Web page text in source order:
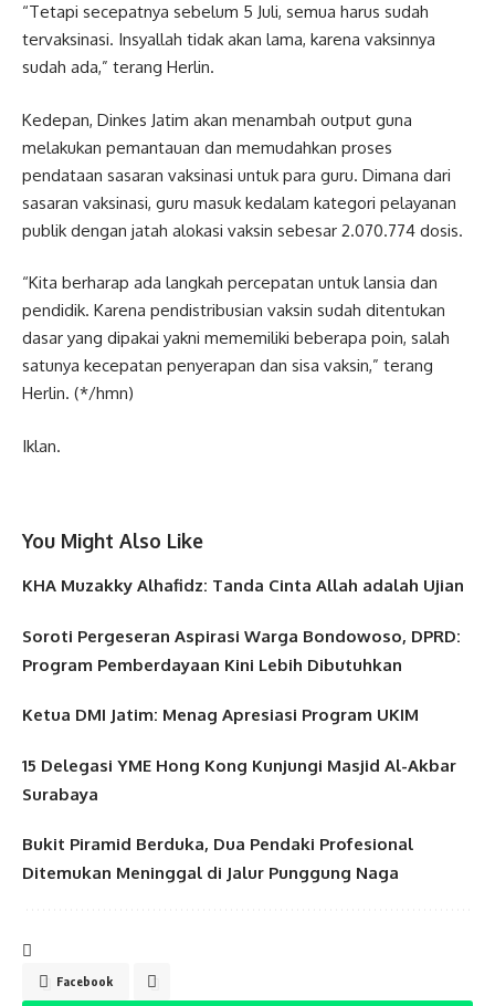
“Tetapi secepatnya sebelum 5 Juli, semua harus sudah
tervaksinasi. Insyallah tidak akan lama, karena vaksinnya
sudah ada,” terang Herlin.
Kedepan, Dinkes Jatim akan menambah output guna
melakukan pemantauan dan memudahkan proses
pendataan sasaran vaksinasi untuk para guru. Dimana dari
sasaran vaksinasi, guru masuk kedalam kategori pelayanan
publik dengan jatah alokasi vaksin sebesar 2.070.774 dosis.
“Kita berharap ada langkah percepatan untuk lansia dan
pendidik. Karena pendistribusian vaksin sudah ditentukan
dasar yang dipakai yakni mememiliki beberapa poin, salah
satunya kecepatan penyerapan dan sisa vaksin,” terang
Herlin. (*/hmn)
Iklan.
You Might Also Like
KHA Muzakky Alhafidz: Tanda Cinta Allah adalah Ujian
Soroti Pergeseran Aspirasi Warga Bondowoso, DPRD:
Program Pemberdayaan Kini Lebih Dibutuhkan
Ketua DMI Jatim: Menag Apresiasi Program UKIM
15 Delegasi YME Hong Kong Kunjungi Masjid Al-Akbar
Surabaya
Bukit Piramid Berduka, Dua Pendaki Profesional
Ditemukan Meninggal di Jalur Punggung Naga
Facebook